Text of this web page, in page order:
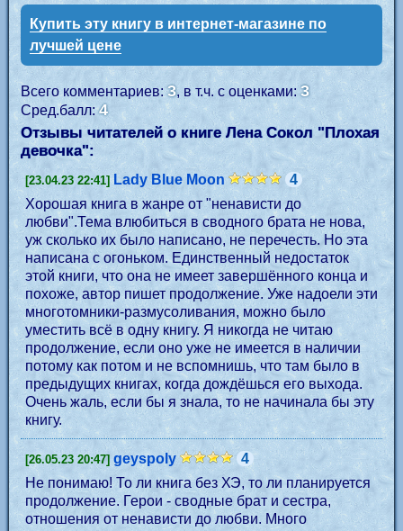
Купить эту книгу в интернет-магазине по
лучшей цене
Всего комментариев:3, в т.ч. с оценками:3
Сред.балл:4
Отзывы читателей о книге Лена Сокол "Плохая
девочка":
[23.04.23 22:41] Lady Blue Moon
4
Хорошая книга в жанре от "ненависти до
любви".Тема влюбиться в сводного брата не нова,
уж сколько их было написано, не перечесть. Но эта
написана с огоньком. Единственный недостаток
этой книги, что она не имеет завершённого конца и
похоже, автор пишет продолжение. Уже надоели эти
многотомники-размусоливания, можно было
уместить всё в одну книгу. Я никогда не читаю
продолжение, если оно уже не имеется в наличии
потому как потом и не вспомнишь, что там было в
предыдущих книгах, когда дождёшься его выхода.
Очень жаль, если бы я знала, то не начинала бы эту
книгу.
[26.05.23 20:47] geyspoly
4
Не понимаю! То ли книга без ХЭ, то ли планируется
продолжение. Герои - сводные брат и сестра,
отношения от ненависти до любви. Много